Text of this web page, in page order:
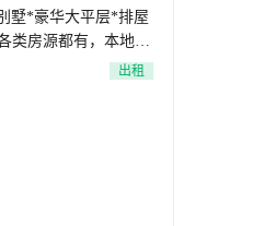
墅*豪华大平层*排屋
类房源都有，本地房
~服务到位—加我匹
出租